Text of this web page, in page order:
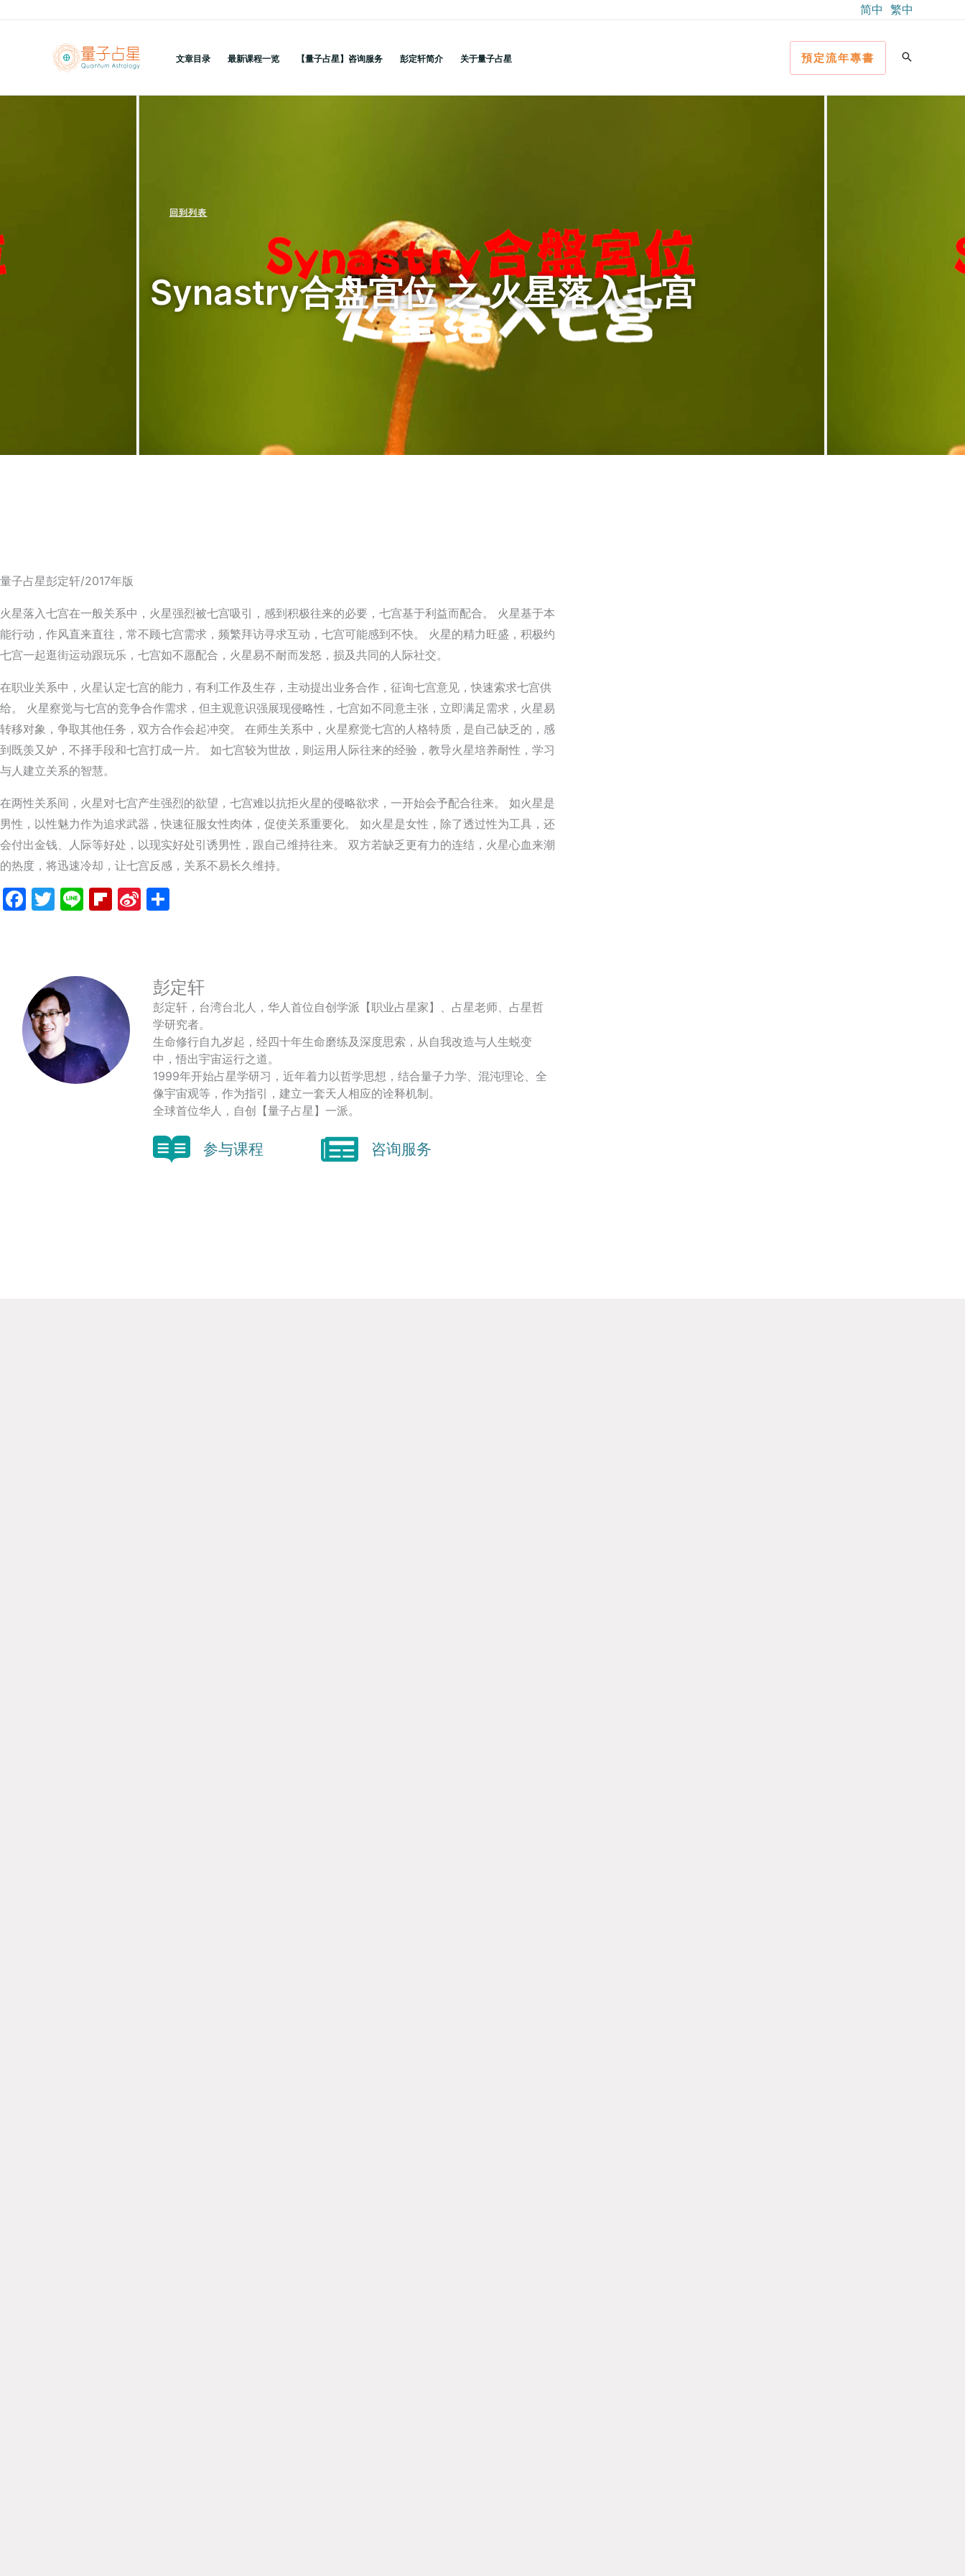
简中 繁中
文章目录 最新课程一览 【量子占星】咨询服务 彭定轩简介 关于量子占星 預定流年專書
回到列表
Synastry合盘宫位 之 火星落入七宫
量子占星彭定轩/2017年版
火星落入七宫在一般关系中，火星强烈被七宫吸引，感到积极往来的必要，七宫基于利益而配合。 火星基于本
能行动，作风直来直往，常不顾七宫需求，频繁拜访寻求互动，七宫可能感到不快。 火星的精力旺盛，积极约
七宫一起逛街运动跟玩乐，七宫如不愿配合，火星易不耐而发怒，损及共同的人际社交。
在职业关系中，火星认定七宫的能力，有利工作及生存，主动提出业务合作，征询七宫意见，快速索求七宫供
给。 火星察觉与七宫的竞争合作需求，但主观意识强展现侵略性，七宫如不同意主张，立即满足需求，火星易
转移对象，争取其他任务，双方合作会起冲突。 在师生关系中，火星察觉七宫的人格特质，是自己缺乏的，感
到既羡又妒，不择手段和七宫打成一片。 如七宫较为世故，则运用人际往来的经验，教导火星培养耐性，学习
与人建立关系的智慧。
在两性关系间，火星对七宫产生强烈的欲望，七宫难以抗拒火星的侵略欲求，一开始会予配合往来。 如火星是
男性，以性魅力作为追求武器，快速征服女性肉体，促使关系重要化。 如火星是女性，除了透过性为工具，还
会付出金钱、人际等好处，以现实好处引诱男性，跟自己维持往来。 双方若缺乏更有力的连结，火星心血来潮
的热度，将迅速冷却，让七宫反感，关系不易长久维持。
Facebook
Twitter
LineFlipboard
Sina
彭定轩
彭定轩，台湾台北人，华人首位自创学派【职业占星家】、占星老师、占星哲
学研究者。
生命修行自九岁起，经四十年生命磨练及深度思索，从自我改造与人生蜕变
中，悟出宇宙运行之道。
1999年开始占星学研习，近年着力以哲学思想，结合量子力学、混沌理论、全
像宇宙观等，作为指引，建立一套天人相应的诠释机制。
全球首位华人，自创【量子占星】一派。
参与课程 咨询服务